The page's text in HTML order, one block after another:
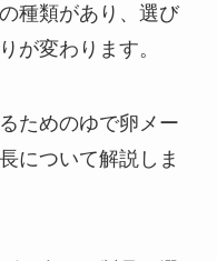
種類があり、選び
が変わります。
ためのゆで卵メー
について解説しま